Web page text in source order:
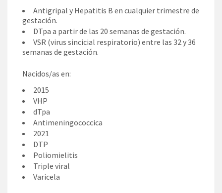
Antigripal y Hepatitis B en cualquier trimestre de
gestación.
DTpa a partir de las 20 semanas de gestación.
VSR (virus sincicial respiratorio) entre las 32 y 36
semanas de gestación.
Nacidos/as en:
2015
VHP
dTpa
Antimeningococcica
2021
DTP
Poliomielitis
Triple viral
Varicela